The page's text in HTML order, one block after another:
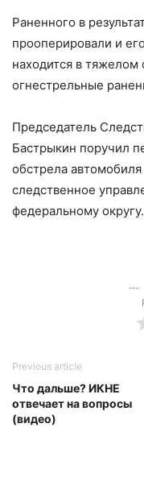
Раненного в
прооперировали и
находится в тяжелом
огнестрельные
Председатель
Бастрыкин поручил
обстрела
следственное
федеральному округу.
Previous article
Что дальше? ИКНЕ
отвечает на вопросы
(видео)